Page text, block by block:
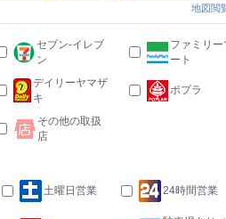
地図閲
セブン-イレブ
ン
ファミリー
ート
デイリーヤマザ
キ
ポプラ
その他の取扱
店
土曜日営業 24時間営業